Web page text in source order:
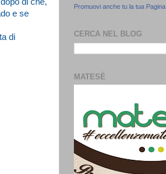
e se
di
Promuovi anche tu la tua Pagina
CERCA NEL BLOG
MATESÈ